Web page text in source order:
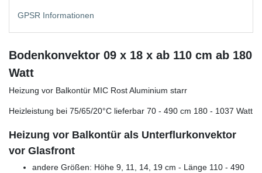
GPSR Informationen
Bodenkonvektor 09 x 18 x ab 110 cm ab 180
Watt
Heizung vor Balkontür MIC Rost Aluminium starr
Heizleistung bei 75/65/20°C lieferbar 70 - 490 cm 180 - 1037 Watt
Heizung vor Balkontür als Unterflurkonvektor
vor Glasfront
andere Größen: Höhe 9, 11, 14, 19 cm - Länge 110 - 490